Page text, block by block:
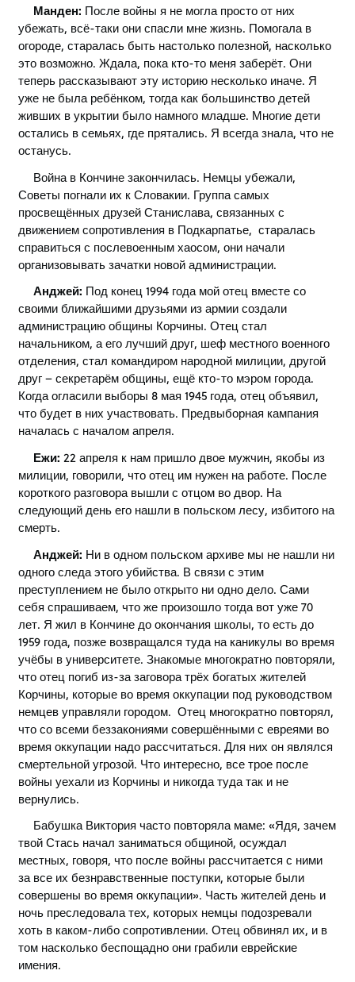
Манден: После войны я не могла просто от них
убежать, всё-таки они спасли мне жизнь. Помогала в
огороде, старалась быть настолько полезной, насколько
это возможно. Ждала, пока кто-то меня заберёт. Они
теперь рассказывают эту историю несколько иначе. Я
уже не была ребёнком, тогда как большинство детей
живших в укрытии было намного младше. Многие дети
остались в семьях, где прятались. Я всегда знала, что не
останусь.
Война в Кончине закончилась. Немцы убежали,
Советы погнали их к Словакии. Группа самых
просвещённых друзей Станислава, связанных с
движением сопротивления в Подкарпатье, старалась
справиться с послевоенным хаосом, они начали
организовывать зачатки новой администрации.
Анджей: Под конец 1994 года мой отец вместе со
своими ближайшими друзьями из армии создали
администрацию общины Корчины. Отец стал
начальником, а его лучший друг, шеф местного военного
отделения, стал командиром народной милиции, другой
друг – секретарём общины, ещё кто-то мэром города.
Когда огласили выборы 8 мая 1945 года, отец объявил,
что будет в них участвовать. Предвыборная кампания
началась с началом апреля.
Ежи: 22 апреля к нам пришло двое мужчин, якобы из
милиции, говорили, что отец им нужен на работе. После
короткого разговора вышли с отцом во двор. На
следующий день его нашли в польском лесу, избитого на
смерть.
Анджей: Ни в одном польском архиве мы не нашли ни
одного следа этого убийства. В связи с этим
преступлением не было открыто ни одно дело. Сами
себя спрашиваем, что же произошло тогда вот уже 70
лет. Я жил в Кончине до окончания школы, то есть до
1959 года, позже возвращался туда на каникулы во время
учёбы в университете. Знакомые многократно повторяли,
что отец погиб из-за заговора трёх богатых жителей
Корчины, которые во время оккупации под руководством
немцев управляли городом. Отец многократно повторял,
что со всеми беззакониями совершёнными с евреями во
время оккупации надо рассчитаться. Для них он являлся
смертельной угрозой. Что интересно, все трое после
войны уехали из Корчины и никогда туда так и не
вернулись.
Бабушка Виктория часто повторяла маме:«Ядя, зачем
твой Стась начал заниматься общиной, осуждал
местных, говоря, что после войны рассчитается с ними
за все их безнравственные поступки, которые были
совершены во время оккупации». Часть жителей день и
ночь преследовала тех, которых немцы подозревали
хоть в каком-либо сопротивлении. Отец обвинял их, и в
том насколько беспощадно они грабили еврейские
имения.